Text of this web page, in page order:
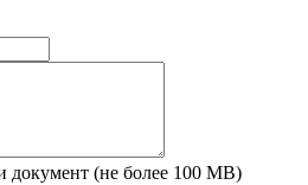
(не более 100 MB)